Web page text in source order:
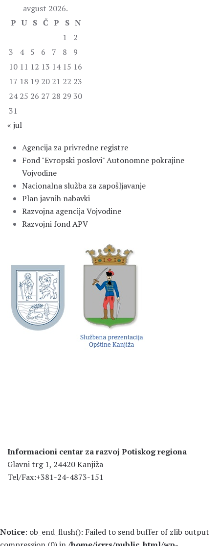
avgust 2026.
P U S Č P S N
1
2
3
4 5 6 7 8
9
10 11 12 13 14 15 16
17 18 19 20 21 22 23
24 25 26 27 28 29 30
31
« jul
Agencija za privredne registre
Fond "Evropski poslovi" Autonomne pokrajine
Vojvodine
Nacionalna služba za zapošljavanje
Plan javnih nabavki
Razvojna agencija Vojvodine
Razvojni fond APV
Informacioni centar za razvoj Potiskog regiona
Glavni trg 1, 24420 Kanjiža
Tel/Fax:+381-24-4873-151
Notice: ob_end_flush(): Failed to send buffer of zlib output